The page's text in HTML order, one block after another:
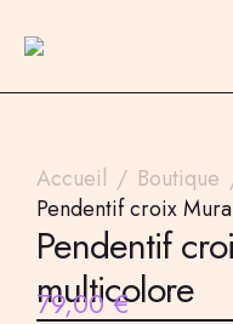
Accueil Boutique
Pendentif croix
Pendentif
multicolore
79,00€